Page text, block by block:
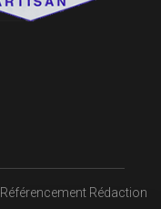
Référencement Rédaction